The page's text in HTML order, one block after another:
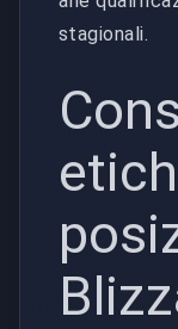
stagionali.